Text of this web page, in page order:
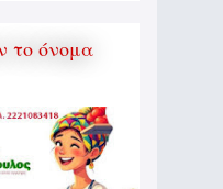
το όνομα